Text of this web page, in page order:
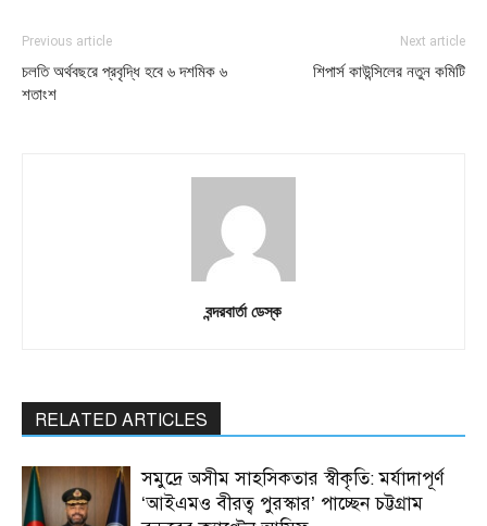
Previous article
চলতি অর্থবছরে প্রবৃদ্ধি হবে ৬ দশমিক ৬
শতাংশ
Next article
শিপার্স কাউন্সিলের নতুন কমিটি
বন্দরবার্তা ডেস্ক
RELATED ARTICLES
সমুদ্রে অসীম সাহসিকতার স্বীকৃতি: মর্যাদাপূর্ণ
‘আইএমও বীরত্ব পুরস্কার’ পাচ্ছেন চট্টগ্রাম